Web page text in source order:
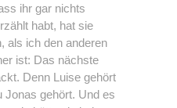
ihr gar nichts
habt, hat sie
als ich den anderen
ist: Das nächste
Denn Luise gehört
Jonas gehört. Und es